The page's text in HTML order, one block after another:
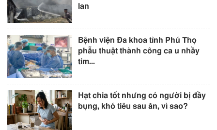
lan
Bệnh viện Đa khoa tỉnh Phú Thọ
phẫu thuật thành công ca u nhầy
tim...
Hạt chia tốt nhưng có người bị đầy
bụng, khó tiêu sau ăn, vì sao?